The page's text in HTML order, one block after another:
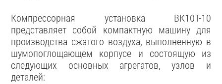
Компрессорная установка ВК10Т-10
представляет собой компактную машину для
производства сжатого воздуха, выполненную в
шумопоглощающем корпусе и состоящую из
следующих основных агрегатов, узлов и
деталей: